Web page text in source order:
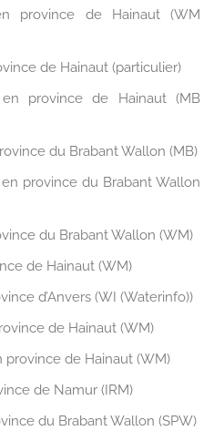
province de Hainaut (WM
de Hainaut (particulier)
province de Hainaut (MB
du Brabant Wallon (MB)
province du Brabant Wallon
du Brabant Wallon (WM)
de Hainaut (WM)
d’Anvers (WI (Waterinfo))
de Hainaut (WM)
province de Hainaut (WM)
de Namur (IRM)
du Brabant Wallon (SPW)